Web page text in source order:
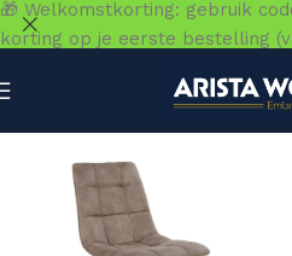
🎁 Welkomstkorting: gebruik
korting op je eerste bestelling